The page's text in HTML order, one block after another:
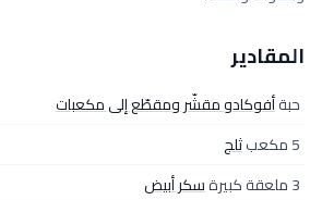
المقادير
حبةأفوكادو مقشّر ومقطّع إلى مكعبات
5 مكعب
ثلج
3 ملعقة كبيرة
سكر أبيض